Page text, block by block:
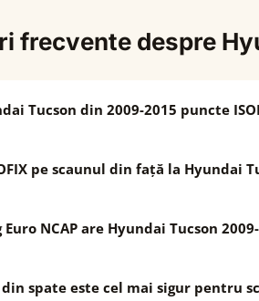
frecvente despre
Tucson din 2009-2015 puncte
pe scaunul din față la Hyundai
NCAP are Hyundai Tucson
din spate este cel mai sigur pentru